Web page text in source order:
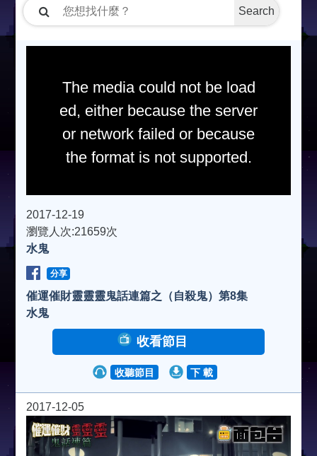
Search
The media could not be load
ed, either because the server
or network failed or because
the format is not supported.
2017-12-19
瀏覽人次:21659次
水鬼
分享
催運催財靈靈靈鬼話連篇之（自殺鬼）第8集
水鬼
收看節目
收聽節目 下 載
2017-12-05